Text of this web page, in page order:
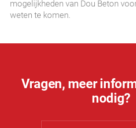
mogelijkheden van Dou Beton
weten te komen.
Vragen, meer
nodig?